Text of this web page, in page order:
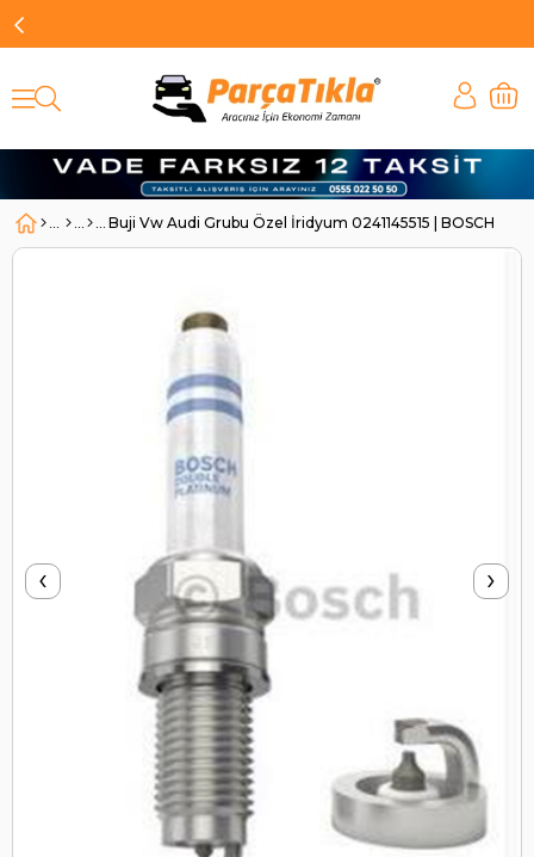
Buji Vw Audi Grubu Özel İridyum 0241145515 | BOSCH
‹ ›